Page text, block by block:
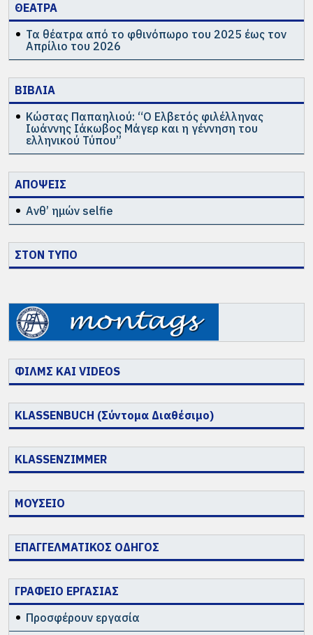
ΘΕΑΤΡΑ
Τα θέατρα από το φθινόπωρο του 2025 έως τον
Απρίλιο του 2026
ΒΙΒΛΙΑ
Κώστας Παπαηλιού: “Ο Ελβετός φιλέλληνας
Ιωάννης Ιάκωβος Μάγερ και η γέννηση του
ελληνικού Τύπου”
ΑΠΟΨΕΙΣ
Ανθ’ ημών selfie
ΣΤΟΝ ΤΥΠΟ
ΦΙΛΜΣ ΚΑΙ VIDEOS
KLASSENBUCH (Σύντομα Διαθέσιμο)
KLASSENZIMMER
ΜΟΥΣΕΙΟ
ΕΠΑΓΓΕΛΜΑΤΙΚΟΣ ΟΔΗΓΟΣ
ΓΡΑΦΕΙΟ ΕΡΓΑΣΙΑΣ
Προσφέρουν εργασία